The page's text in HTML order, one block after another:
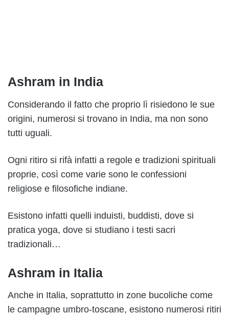
Ashram in India
Considerando il fatto che proprio lì risiedono le sue
origini, numerosi si trovano in India, ma non sono
tutti uguali.
Ogni ritiro si rifà infatti a regole e tradizioni spirituali
proprie, così come varie sono le confessioni
religiose e filosofiche indiane.
Esistono infatti quelli induisti, buddisti, dove si
pratica yoga, dove si studiano i testi sacri
tradizionali…
Ashram in Italia
Anche in Italia, soprattutto in zone bucoliche come
le campagne umbro-toscane, esistono numerosi ritiri